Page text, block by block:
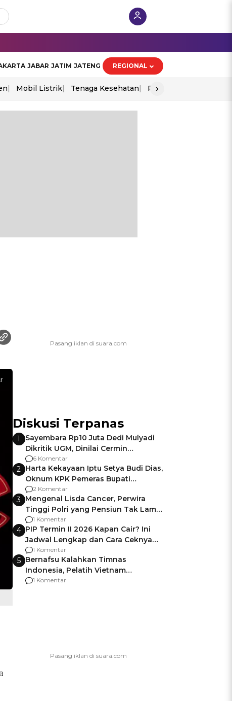
JABAR JATIM JATENG REGIONAL
Mobil Listrik Tenaga Kesehatan Perang As-Iran
›
Diskusi Terpanas
1
Sayembara Rp10 Juta Dedi Mulyadi
Dikritik UGM, Dinilai Cermin
Gagalnya Negara Jamin Keamanan
6 Komentar
2 Harta Kekayaan Iptu Setya Budi Dias,
Oknum KPK Pemeras Bupati
Pemalang
2 Komentar
3 Mengenal Lisda Cancer, Perwira
Tinggi Polri yang Pensiun Tak Lama
Usai Jadi Brigjen
1 Komentar
4 PIP Termin II 2026 Kapan Cair? Ini
Jadwal Lengkap dan Cara Ceknya
agar Dana Tidak Hangus!
1 Komentar
5 Bernafsu Kalahkan Timnas
Indonesia, Pelatih Vietnam
Berencana Pakai Jimat di Pakansari
1 Komentar